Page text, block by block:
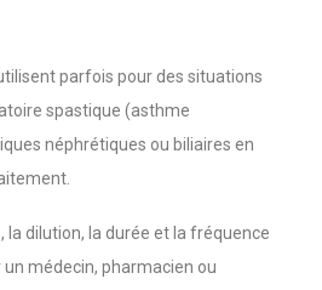
parfois pour des situations
spastique (asthme
néphrétiques ou biliaires en
la dilution, la durée et la fréquence
médecin, pharmacien ou